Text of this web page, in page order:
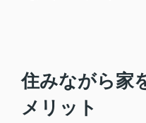
住みながら家
メリット